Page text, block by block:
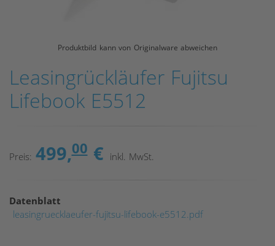
Produktbild kann von Originalware abweichen
Leasingrückläufer Fujitsu
Lifebook E5512
Preis: 499,00€ inkl. MwSt.
Datenblatt
leasingruecklaeufer-fujitsu-lifebook-e5512.pdf